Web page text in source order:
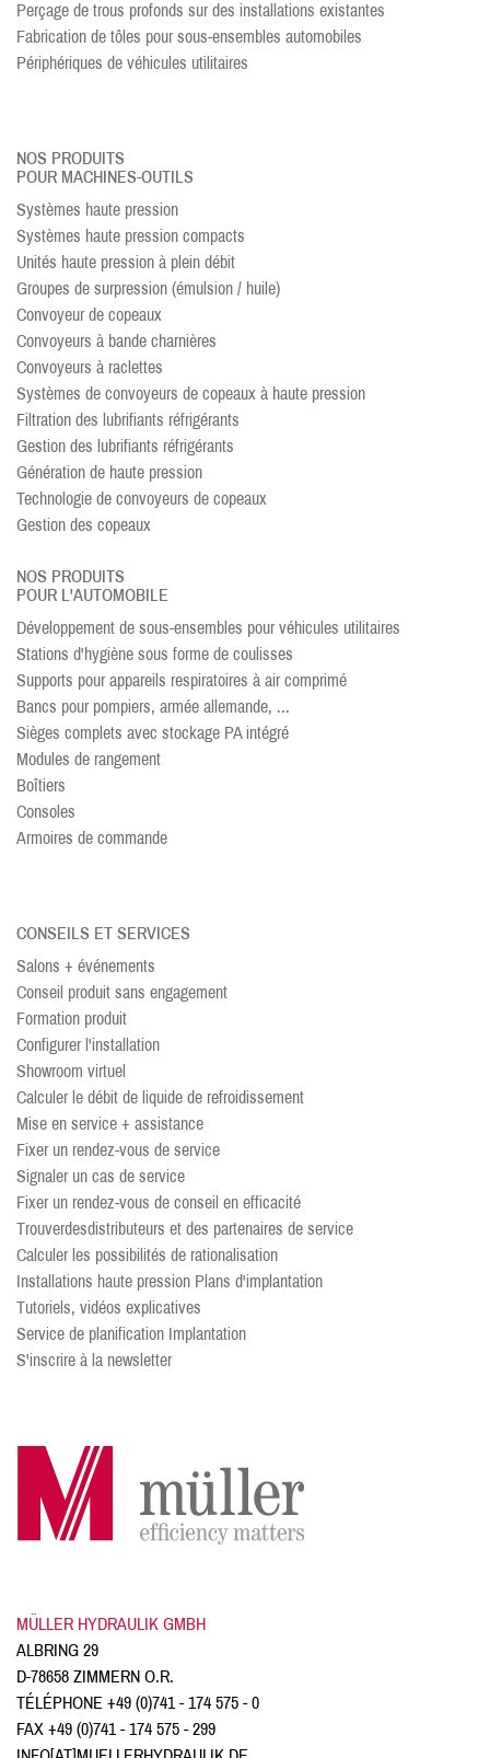
Perçage de trous profonds sur des installations existantes
Fabrication de tôles pour sous-ensembles automobiles
Périphériques de véhicules utilitaires
NOS PRODUITS
POUR MACHINES-OUTILS
Systèmes haute pression
Systèmes haute pression compacts
Unités haute pression à plein débit
Groupes de surpression (émulsion / huile)
Convoyeur de copeaux
Convoyeurs à bande charnières
Convoyeurs à raclettes
Systèmes de convoyeurs de copeaux à haute pression
Filtration des lubrifiants réfrigérants
Gestion des lubrifiants réfrigérants
Génération de haute pression
Technologie de convoyeurs de copeaux
Gestion des copeaux
NOS PRODUITS
POUR L'AUTOMOBILE
Développement de sous-ensembles pour véhicules utilitaires
Stations d'hygiène sous forme de coulisses
Supports pour appareils respiratoires à air comprimé
Bancs pour pompiers, armée allemande, ...
Sièges complets avec stockage PA intégré
Modules de rangement
Boîtiers
Consoles
Armoires de commande
CONSEILS ET SERVICES
Salons + événements
Conseil produit sans engagement
Formation produit
Configurer l'installation
Showroom virtuel
Calculer le débit de liquide de refroidissement
Mise en service + assistance
Fixer un rendez-vous de service
Signaler un cas de service
Fixer un rendez-vous de conseil en efficacité
Trouverdesdistributeurs et des partenaires de service
Calculer les possibilités de rationalisation
Installations haute pression Plans d'implantation
Tutoriels, vidéos explicatives
Service de planification Implantation
S'inscrire à la newsletter
MÜLLER HYDRAULIK GMBH
ALBRING 29
D-78658 ZIMMERN O.R.
TÉLÉPHONE +49 (0)741 - 174 575 - 0
FAX +49 (0)741 - 174 575 - 299